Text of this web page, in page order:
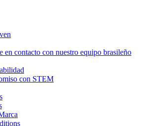
en contacto con nuestro equipo brasileño
con STEM